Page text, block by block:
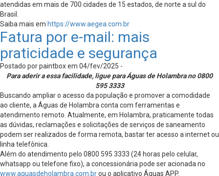
atendidas em mais de 700 cidades de 15 estados, de norte a sul do
Brasil.
Saiba mais em https://www.aegea.com.br
Fatura por e-mail: mais
praticidade e segurança
Postado por paintbox em 04/fev/2025 -
Para aderir a essa facilidade, ligue para Águas de Holambra no 0800
595 3333
Buscando ampliar o acesso da população e promover a comodidade
ao cliente, a Águas de Holambra conta com ferramentas e
atendimento remoto. Atualmente, em Holambra, praticamente todas
as dúvidas, reclamações e solicitações de serviços de saneamento
podem ser realizados de forma remota, bastar ter acesso a internet ou
linha telefônica.
Além do atendimento pelo 0800 595 3333 (24 horas pelo celular,
whatsapp ou telefone fixo), a concessionária pode ser acionada no
www.aguasdeholambra.com.brou o aplicativo Águas APP.